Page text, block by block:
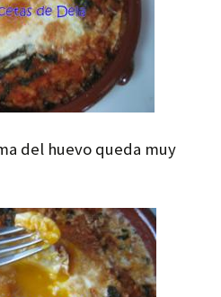
del huevo queda muy